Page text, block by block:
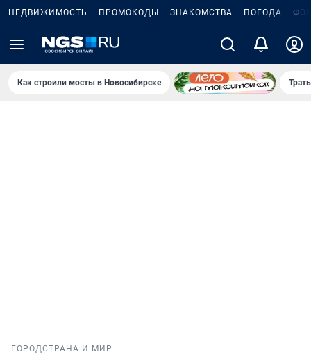
НЕДВИЖИМОСТЬ ПРОМОКОДЫ ЗНАКОМСТВА ПОГОДА
Как строили мосты в Новосибирске
ГОРОДСТРАНА И МИР